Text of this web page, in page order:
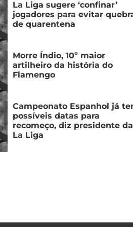
La Liga sugere ‘confinar’
jogadores para evitar
de quarentena
Morre Índio, 10º maior
artilheiro da história do
Flamengo
Campeonato Espanhol já
possíveis datas para
recomeço, diz presidente da
La Liga